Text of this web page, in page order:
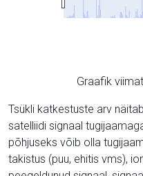
Graafik
Tsükli katkestuste arv
satelliidi signaal
põhjuseks võib olla
takistus (puu, ehitis vms),